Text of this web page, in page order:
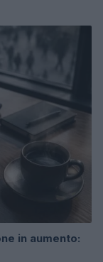
in aumento: